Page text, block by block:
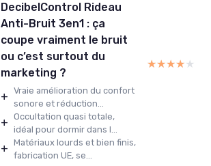
DecibelControl Rideau
Anti-Bruit 3en1 : ça
coupe vraiment le bruit
ou c’est surtout du
marketing ?
+ Vraie amélioration du confort
sonore et réduction...
+ Occultation quasi totale,
idéal pour dormir dans l...
+ Matériaux lourds et bien finis,
fabrication UE, se...
★★★★★
★★★★★